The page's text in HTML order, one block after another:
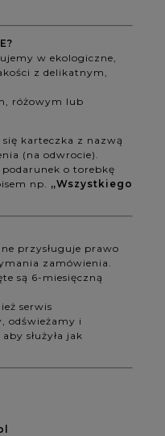
w ekologiczne,
z delikatnym,
różowym lub
karteczka z nazwą
(na odwrocie).
o torebkę
np. „Wszystkiego
przysługuje prawo
zamówienia.
są 6-miesięczną
serwis
odświeżamy i
służyła jak